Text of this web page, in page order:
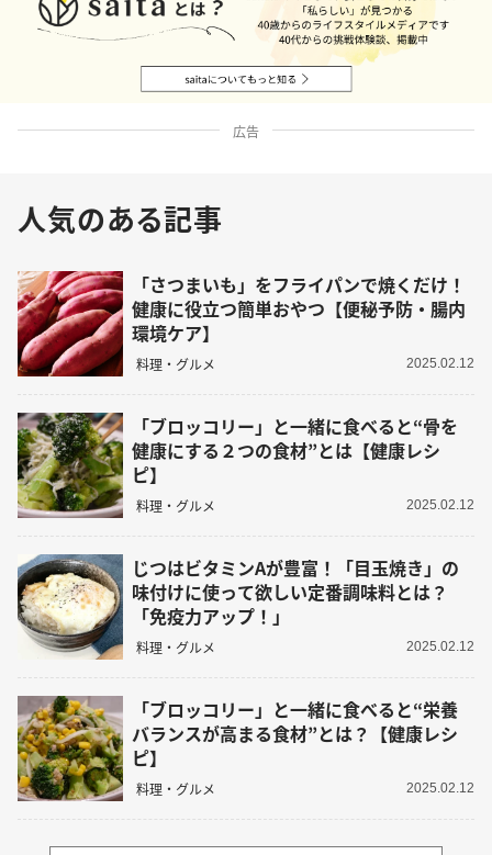
広告
人気のある記事
「さつまいも」をフライパンで焼くだけ！
健康に役立つ簡単おやつ【便秘予防・腸内
環境ケア】
料理・グルメ 2025.02.12
「ブロッコリー」と一緒に食べると“骨を
健康にする２つの食材”とは【健康レシ
ピ】
料理・グルメ 2025.02.12
じつはビタミンAが豊富！「目玉焼き」の
味付けに使って欲しい定番調味料とは？
「免疫力アップ！」
料理・グルメ 2025.02.12
「ブロッコリー」と一緒に食べると“栄養
バランスが高まる食材”とは？【健康レシ
ピ】
料理・グルメ 2025.02.12